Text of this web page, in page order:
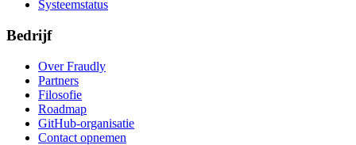
Systeemstatus
Bedrijf
Over Fraudly
Partners
Filosofie
Roadmap
GitHub-organisatie
Contact opnemen